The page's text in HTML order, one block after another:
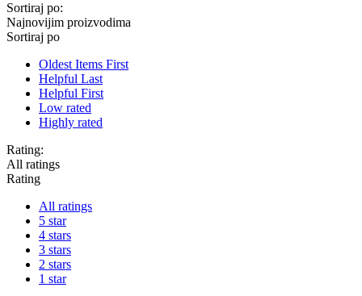
Sortiraj po:
Najnovijim proizvodima
Sortiraj po
Oldest Items First
Helpful Last
Helpful First
Low rated
Highly rated
Rating:
All ratings
Rating
All ratings
5 star
4 stars
3 stars
2 stars
1 star